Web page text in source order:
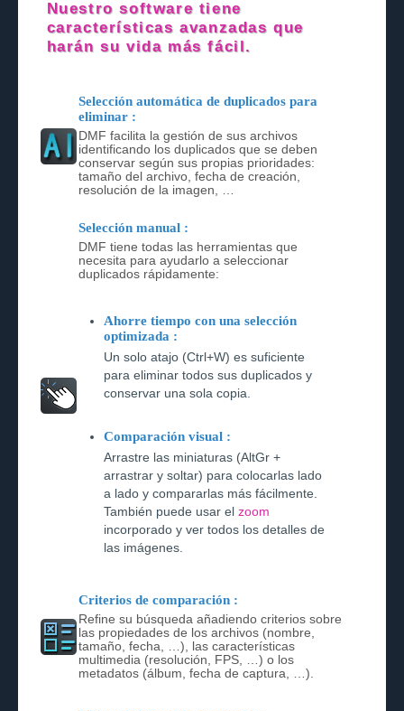
Nuestro software tiene
características avanzadas que
harán su vida más fácil.
Selección automática de duplicados para
eliminar :
DMF facilita la gestión de sus archivos
identificando los duplicados que se deben
conservar según sus propias prioridades:
tamaño del archivo, fecha de creación,
resolución de la imagen, …
Selección manual :
DMF tiene todas las herramientas que
necesita para ayudarlo a seleccionar
duplicados rápidamente:
Ahorre tiempo con una selección
optimizada :
Un solo atajo (Ctrl+W) es suficiente
para eliminar todos sus duplicados y
conservar una sola copia.
Comparación visual :
Arrastre las miniaturas (AltGr +
arrastrar y soltar) para colocarlas lado
a lado y compararlas más fácilmente.
También puede usar el zoom
incorporado y ver todos los detalles de
las imágenes.
Criterios de comparación :
Refine su búsqueda añadiendo criterios sobre
las propiedades de los archivos (nombre,
tamaño, fecha, …), las características
multimedia (resolución, FPS, …) o los
metadatos (álbum, fecha de captura, …).